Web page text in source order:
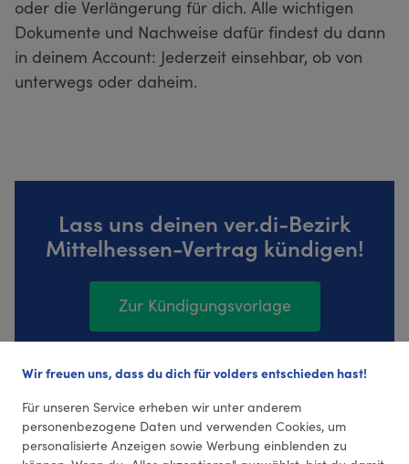
oder die Verlängerung für dich. Alle wichtigen
Dokumente und Nachweise dafür findest du dann
in deinem Account: Jederzeit einsehbar, ob von
unterwegs oder daheim.
Lass uns deinen ver.di-Bezirk
Mittelhessen-Vertrag kündigen!
Zur Kündigungsvorlage
5 Bewertungen (4,6 Durchschnitt)
Wir freuen uns, dass du dich für volders entschieden hast!
Für unseren Service erheben wir unter anderem
personenbezogene Daten und verwenden Cookies, um
personalisierte Anzeigen sowie Werbung einblenden zu